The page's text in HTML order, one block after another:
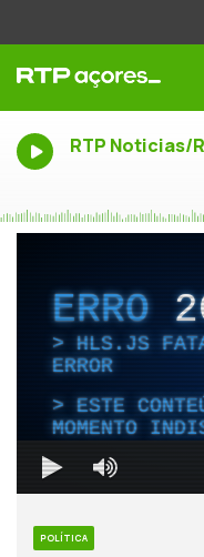
RTP Noticias/
ERRO
HLS.JS
ERROR
ESTE
MOMENTO
POLÍTICA